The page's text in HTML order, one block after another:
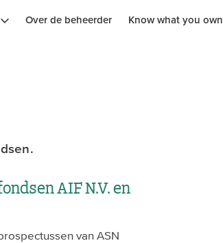
Over de beheerder Know what you own
AIF N.V. en
van ASN